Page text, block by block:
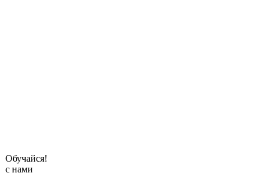
Обучайся!
с нами